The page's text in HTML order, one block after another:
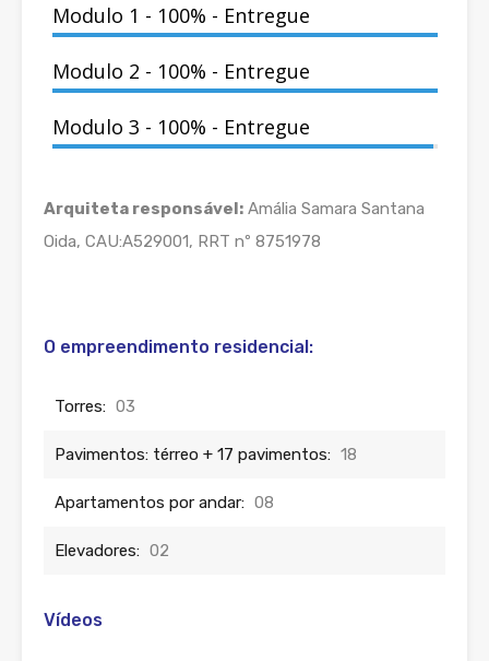
Modulo 1 - 100% - Entregue
Modulo 2 - 100% - Entregue
Modulo 3 - 100% - Entregue
Arquiteta responsável: Amália Samara Santana
Oida, CAU:A529001, RRT nº 8751978
O empreendimento residencial:
Torres: 03
Pavimentos: térreo + 17 pavimentos: 18
Apartamentos por andar: 08
Elevadores: 02
Vídeos